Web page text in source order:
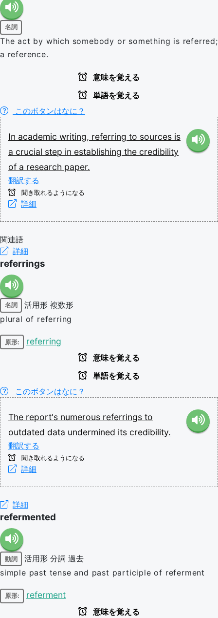
名詞
The act by which somebody or something is referred;
a reference.
意味を覚える
単語を覚える
このボタンはなに？
In academic writing, referring to sources is
a crucial step in establishing the credibility
of a research paper.
翻訳する
聞き取れるようになる
詳細
関連語
詳細
referrings
名詞 活用形 複数形
plural of referring
原形: referring
意味を覚える
単語を覚える
このボタンはなに？
The report's numerous referrings to
outdated data undermined its credibility.
翻訳する
聞き取れるようになる
詳細
詳細
refermented
動詞 活用形 分詞 過去
simple past tense and past participle of referment
原形: referment
意味を覚える